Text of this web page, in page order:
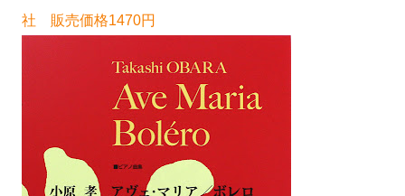
社 販売価格1470円